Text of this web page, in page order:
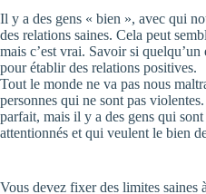
Il y a des gens « bien », avec qui
des relations saines. Cela peut
mais c’est vrai. Savoir si quelqu’un
pour établir des relations positives.
Tout le monde ne va pas nous
personnes qui ne sont pas violentes.
parfait, mais il y a des gens qui sont
attentionnés et qui veulent le bien
Vous devez fixer des limites saines